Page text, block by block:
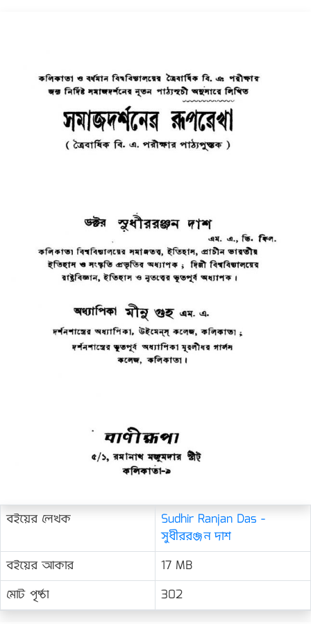
বইয়ের লেখক
Sudhir Ranjan Das -
সুধীররঞ্জন দাশ
বইয়ের আকার
17 MB
মোট পৃষ্ঠা
302